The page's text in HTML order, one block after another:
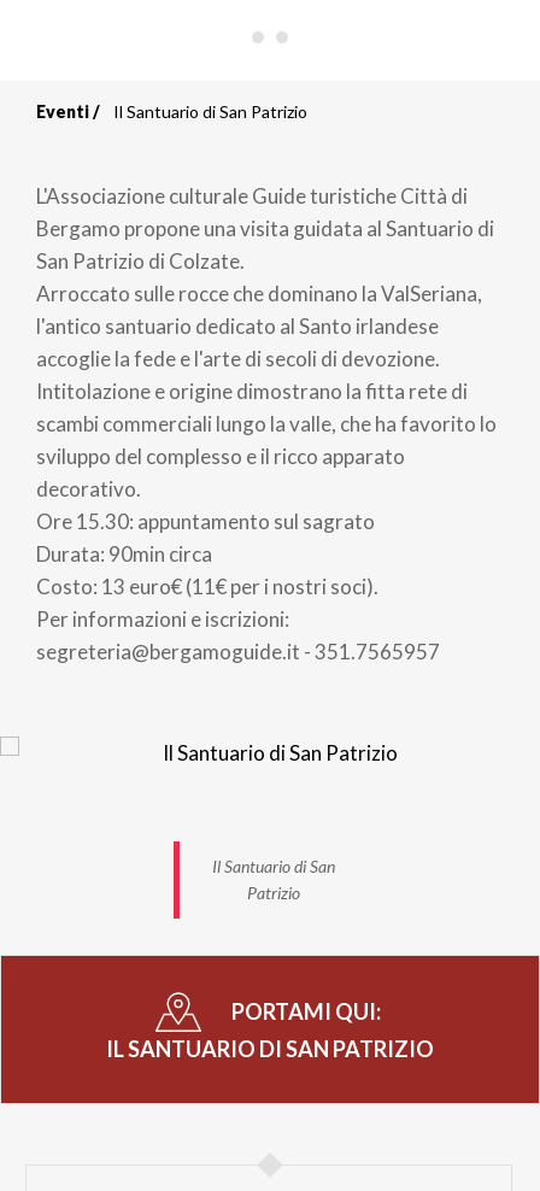
di
pane
Eventi Il Santuario di San Patrizio
L'Associazione culturale Guide turistiche Città di
Bergamo propone una visita guidata al Santuario di
San Patrizio di Colzate.
Arroccato sulle rocce che dominano la ValSeriana,
l'antico santuario dedicato al Santo irlandese
accoglie la fede e l'arte di secoli di devozione.
Intitolazione e origine dimostrano la fitta rete di
scambi commerciali lungo la valle, che ha favorito lo
sviluppo del complesso e il ricco apparato
decorativo.
Ore 15.30: appuntamento sul sagrato
Durata: 90min circa
Costo: 13 euro€ (11€ per i nostri soci).
Per informazioni e iscrizioni:
segreteria@bergamoguide.it - 351.7565957
Il Santuario di San
Patrizio
PORTAMI QUI:
IL SANTUARIO DI SAN PATRIZIO